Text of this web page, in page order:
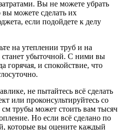
Вы не можете убрать
можете сделать их
если подойдете к делу
на утеплении труб и на
станет убыточной. С ними вы
горячая, и спокойствие, что
не пытайтесь всё сделать
или проконсультируйтесь со
трубы может стоить вам тысяч
Но если всё сделано по
которые вы оцените каждый